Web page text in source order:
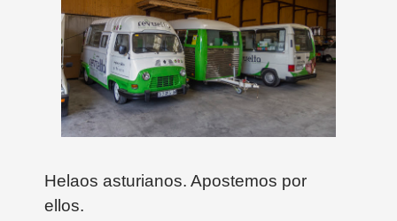
Helaos asturianos. Apostemos por
ellos.